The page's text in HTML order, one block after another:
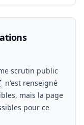
scrutin public
n'est renseigné
mais la page
pour ce